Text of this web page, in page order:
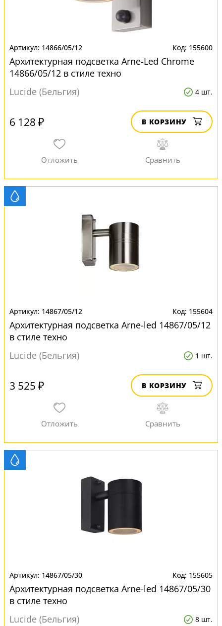
14866/05/12 155600
Архитектурная подсветка Arne-Led Chrome
14866/05/12 в стиле техно
Lucide (Бельгия)
4 шт.
6 128 ₽ В КОРЗИНУ
14867/05/12 155604
Архитектурная подсветка Arne-led 14867/05/12
в стиле техно
Lucide (Бельгия)
1 шт.
3 525 ₽ В КОРЗИНУ
14867/05/30 155605
Архитектурная подсветка Arne-led 14867/05/30
в стиле техно
Lucide (Бельгия)
8 шт.